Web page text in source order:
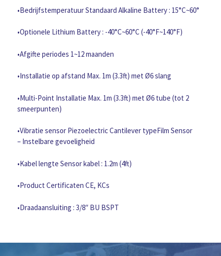
cable
aantal
•Bedrijfstemperatuur Standaard Alkaline Battery : 15°C~60°
•Optionele Lithium Battery : -40°C~60°C (-40°F~140°F)
•Afgifte periodes 1~12 maanden
•Installatie op afstand Max. 1m (3.3ft) met Ø6 slang
•Multi-Point Installatie Max. 1m (3.3ft) met Ø6 tube (tot 2
smeerpunten)
•Vibratie sensor Piezoelectric Cantilever typeFilm Sensor
– Instelbare gevoeligheid
•Kabel lengte Sensor kabel : 1.2m (4ft)
•Product Certificaten CE, KCs
•Draadaansluiting : 3/8″ BU BSPT